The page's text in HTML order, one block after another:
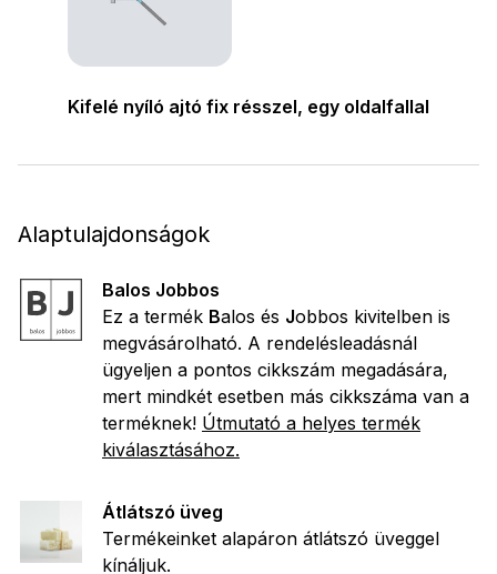
Kifelé nyíló ajtó fix résszel, egy oldalfallal
Alaptulajdonságok
Balos Jobbos
Ez a termék Balos és Jobbos kivitelben is
megvásárolható. A rendelésleadásnál
ügyeljen a pontos cikkszám megadására,
mert mindkét esetben más cikkszáma van a
terméknek! Útmutató a helyes termék
kiválasztásához.
Átlátszó üveg
Termékeinket alapáron átlátszó üveggel
kínáljuk.